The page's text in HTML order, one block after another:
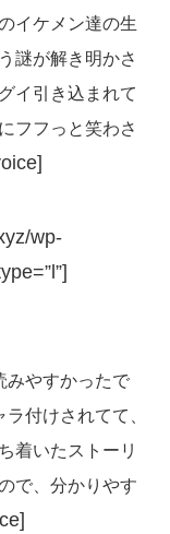
イケメン達の生
謎が解き明かさ
イ引き込まれて
フフっと笑わさ
wp-
みやすかったで
付けされてて、
着いたストーリ
で、分かりやす